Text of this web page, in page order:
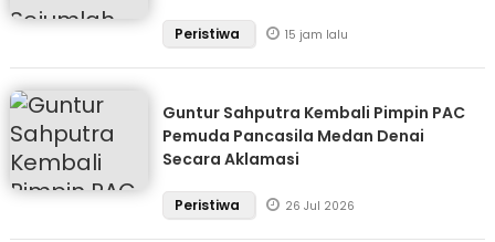
Peristiwa 15 jam lalu
Guntur Sahputra Kembali Pimpin PAC
Pemuda Pancasila Medan Denai
Secara Aklamasi
Peristiwa 26 Jul 2026